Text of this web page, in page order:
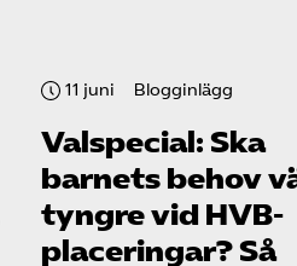
11 juni Blogginlägg
Valspecial: Ska
barnets behov
tyngre vid HVB-
placeringar? Så